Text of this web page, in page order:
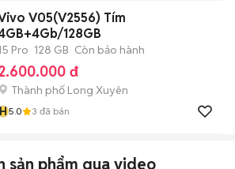
V05(V2556) Tím
128GB
Pro 128 GB Còn bảo hành
đ
Thành phố Long Xuyên
H5.0 3 đã bán
sản phẩm qua video